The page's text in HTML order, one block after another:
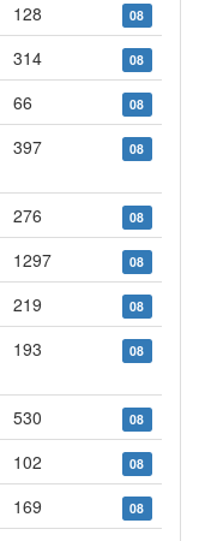
128 08
314 08
66 08
397 08
276 08
1297 08
219 08
193 08
530 08
102 08
169 08